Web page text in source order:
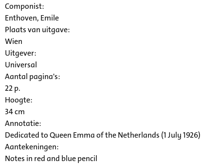
Componist:
Enthoven, Emile
Plaats van uitgave:
Wien
Uitgever:
Universal
Aantal pagina's:
22 p.
Hoogte:
34 cm
Annotatie:
Dedicated to Queen Emma of the Netherlands (1 July 1926)
Aantekeningen:
Notes in red and blue pencil